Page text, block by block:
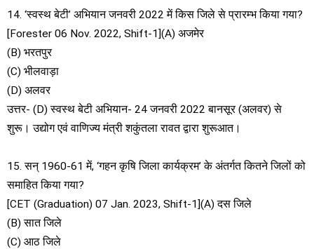
14. ‘स्वस्थ बेटी’ अभियान जनवरी 2022 में किस जिले से प्रारम्भ किया गया?
[Forester 06 Nov. 2022, Shift-1](A) अजमेर
(B) भरतपुर
(C) भीलवाड़ा
(D) अलवर
उत्तर- (D) स्वस्थ बेटी अभियान- 24 जनवरी 2022 बानसूर (अलवर) से
शुरू। उद्योग एवं वाणिज्य मंत्री शकुंतला रावत द्वारा शुरूआत।
15. सन् 1960-61 में, ‘गहन कृषि जिला कार्यक्रम’ के अंतर्गत कितने जिलों को
समाहित किया गया?
[CET (Graduation) 07 Jan. 2023, Shift-1](A) दस जिले
(B) सात जिले
(C) आठ जिले